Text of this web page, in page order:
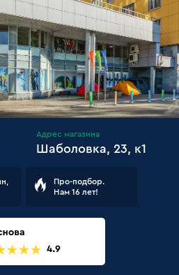
Адрес магазина
Шаболовка, 23, к1
Про-подбор.
Нам 16 лет!